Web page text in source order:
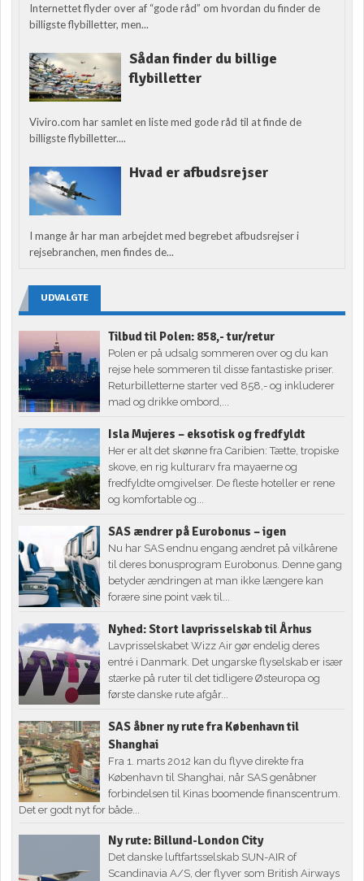
Internettet flyder over af “gode råd” om hvordan du finder de
billigste flybilletter, men...
Sådan finder du billige
flybilletter
Viviro.com har samlet en liste med gode råd til at finde de
billigste flybilletter....
Hvad er afbudsrejser
I mange år har man arbejdet med begrebet afbudsrejser i
rejsebranchen, men findes de...
UDVALGTE
Tilbud til Polen: 858,- tur/retur
Polen er på udsalg sommeren over og du kan
rejse hele sommeren til disse fantastiske priser.
Returbilletterne starter ved 858,- og inkluderer
mad og drikke ombord,...
Isla Mujeres – eksotisk og fredfyldt
Her er alt det skønne fra Caribien: Tætte, tropiske
skove, en rig kulturarv fra mayaerne og
fredfyldte omgivelser. De fleste hoteller er rene
og komfortable og...
SAS ændrer på Eurobonus – igen
Nu har SAS endnu engang ændret på vilkårene
til deres bonusprogram Eurobonus. Denne gang
betyder ændringen at man ikke længere kan
forære sine point væk til...
Nyhed: Stort lavprisselskab til Århus
Lavprisselskabet Wizz Air gør endelig deres
entré i Danmark. Det ungarske flyselskab er især
stærke på ruter til det tidligere Østeuropa og
første danske rute afgår...
SAS åbner ny rute fra København til
Shanghai
Fra 1. marts 2012 kan du flyve direkte fra
København til Shanghai, når SAS genåbner
forbindelsen til Kinas boomende finanscentrum.
Det er godt nyt for både...
Ny rute: Billund-London City
Det danske luftfartsselskab SUN-AIR of
Scandinavia A/S, der flyver som British Airways